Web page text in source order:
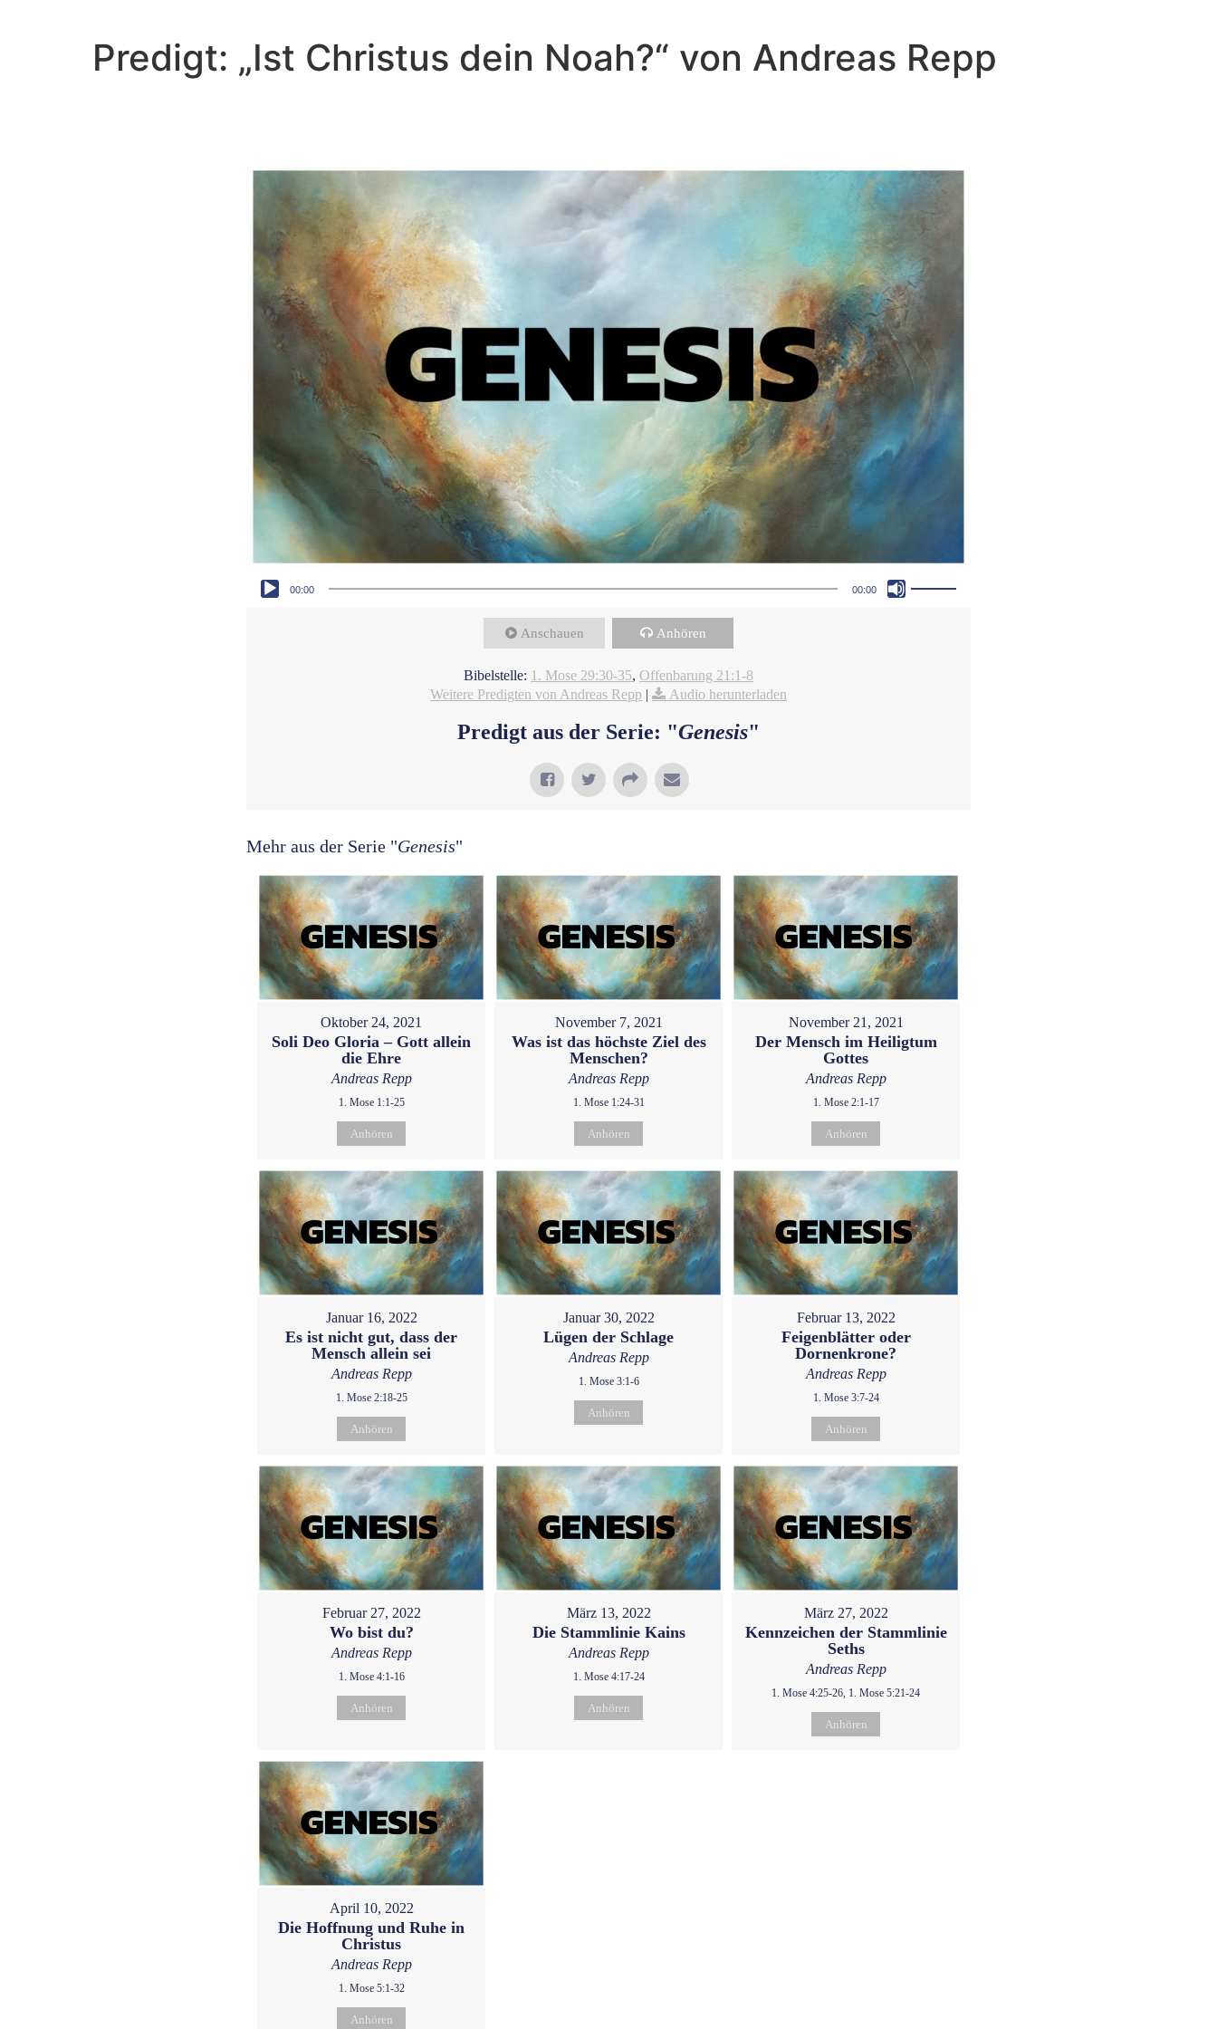
Predigt: „Ist Christus dein Noah?“ von Andreas Repp
00:00 00:00
Anschauen Anhören
Bibelstelle: 1. Mose 29:30-35, Offenbarung 21:1-8
Weitere Predigten von Andreas Repp | Audio herunterladen
Predigt aus der Serie: "Genesis"
Mehr aus der Serie "Genesis"
Oktober 24, 2021
Soli Deo Gloria – Gott allein
die Ehre
Andreas Repp
1. Mose 1:1-25
Anhören
November 7, 2021
Was ist das höchste Ziel des
Menschen?
Andreas Repp
1. Mose 1:24-31
Anhören
November 21, 2021
Der Mensch im Heiligtum
Gottes
Andreas Repp
1. Mose 2:1-17
Anhören
Januar 16, 2022
Es ist nicht gut, dass der
Mensch allein sei
Andreas Repp
1. Mose 2:18-25
Anhören
Januar 30, 2022
Lügen der Schlage
Andreas Repp
1. Mose 3:1-6
Anhören
Februar 13, 2022
Feigenblätter oder
Dornenkrone?
Andreas Repp
1. Mose 3:7-24
Anhören
Februar 27, 2022
Wo bist du?
Andreas Repp
1. Mose 4:1-16
Anhören
März 13, 2022
Die Stammlinie Kains
Andreas Repp
1. Mose 4:17-24
Anhören
März 27, 2022
Kennzeichen der Stammlinie
Seths
Andreas Repp
1. Mose 4:25-26, 1. Mose 5:21-24
Anhören
April 10, 2022
Die Hoffnung und Ruhe in
Christus
Andreas Repp
1. Mose 5:1-32
Anhören